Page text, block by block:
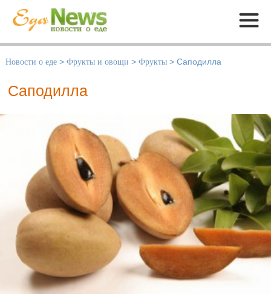
Меню
Новости о еде > Фрукты и овощи > Фрукты > Саподилла
Саподилла